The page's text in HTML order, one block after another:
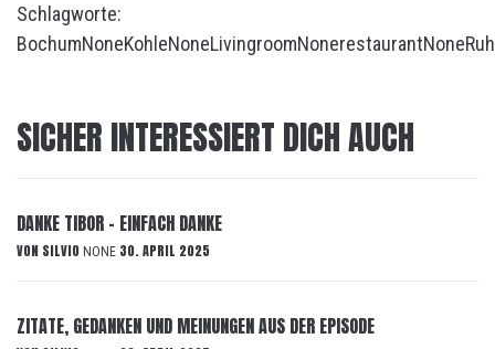
Schlagworte:
BochumNoneKohleNoneLivingroomNonerestaurantNone
SICHER INTERESSIERT DICH AUCH
DANKE TIBOR – EINFACH DANKE
VON SILVIO NONE 30. APRIL 2025
ZITATE, GEDANKEN UND MEINUNGEN AUS DER EPISODE